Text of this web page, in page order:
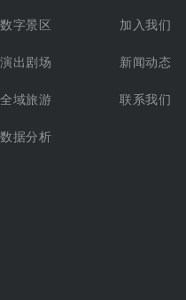
数字景区
演出剧场
全域旅游
数据分析
加入我们
新闻动态
联系我们